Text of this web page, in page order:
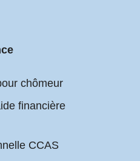
chômeur
financière
CCAS